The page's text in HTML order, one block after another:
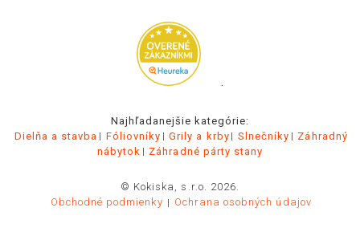
.
Najhľadanejšie kategórie:
Dielňa a stavba
Fóliovníky Grily a krby Slnečníky
Záhradný
nábytok
Záhradné párty stany
© Kokiska, s.r.o. 2026.
Obchodné podmienky
Ochrana osobných údajov